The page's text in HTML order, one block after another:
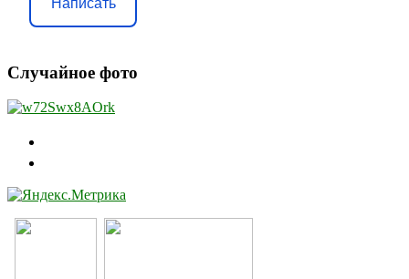
Написать
Случайное фото